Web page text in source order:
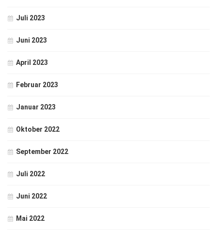
Juli 2023
Juni 2023
April 2023
Februar 2023
Januar 2023
Oktober 2022
September 2022
Juli 2022
Juni 2022
Mai 2022